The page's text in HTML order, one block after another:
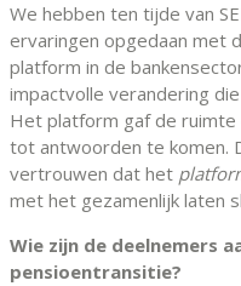
We hebben ten tijde van
ervaringen opgedaan met
platform in de
impactvolle verandering
Het platform gaf de ruimte
tot antwoorden te komen.
vertrouwen dat het
met het gezamenlijk laten
Wie zijn de deelnemers
pensioentransitie?